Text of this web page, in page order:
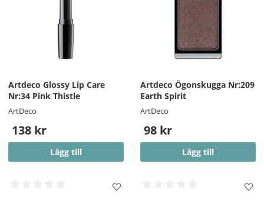
Artdeco Glossy Lip Care
Nr:34 Pink Thistle
ArtDeco
138 kr
Lägg till
Artdeco Ögonskugga Nr:209
Earth Spirit
ArtDeco
98 kr
Lägg till